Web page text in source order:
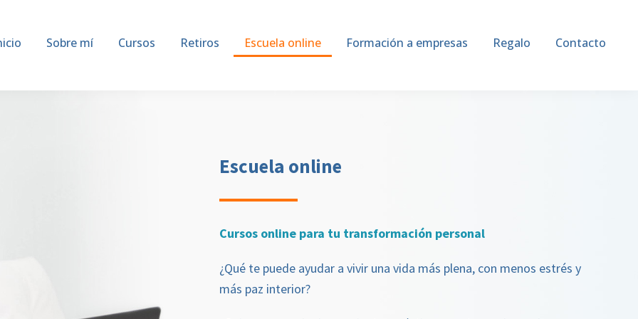
Sobre mí Cursos Retiros Escuela online Formación a empresas Regalo Contacto
Escuela online
Cursos online para tu transformación personal
¿Qué te puede ayudar a vivir una vida más plena, con menos estrés y
más paz interior?